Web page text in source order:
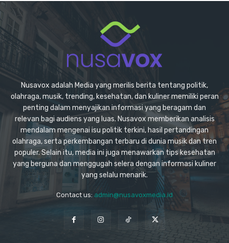
Nusavox adalah Media yang merilis berita tentang politik,
olahraga, musik, trending, kesehatan, dan kuliner memiliki peran
penting dalam menyajikan informasi yang beragam dan
relevan bagi audiens yang luas. Nusavox memberikan analisis
mendalam mengenai isu politik terkini, hasil pertandingan
olahraga, serta perkembangan terbaru di dunia musik dan tren
populer. Selain itu, media ini juga menawarkan tips kesehatan
yang berguna dan menggugah selera dengan informasi kuliner
yang selalu menarik.
Contact us: admin@nusavoxmedia.id